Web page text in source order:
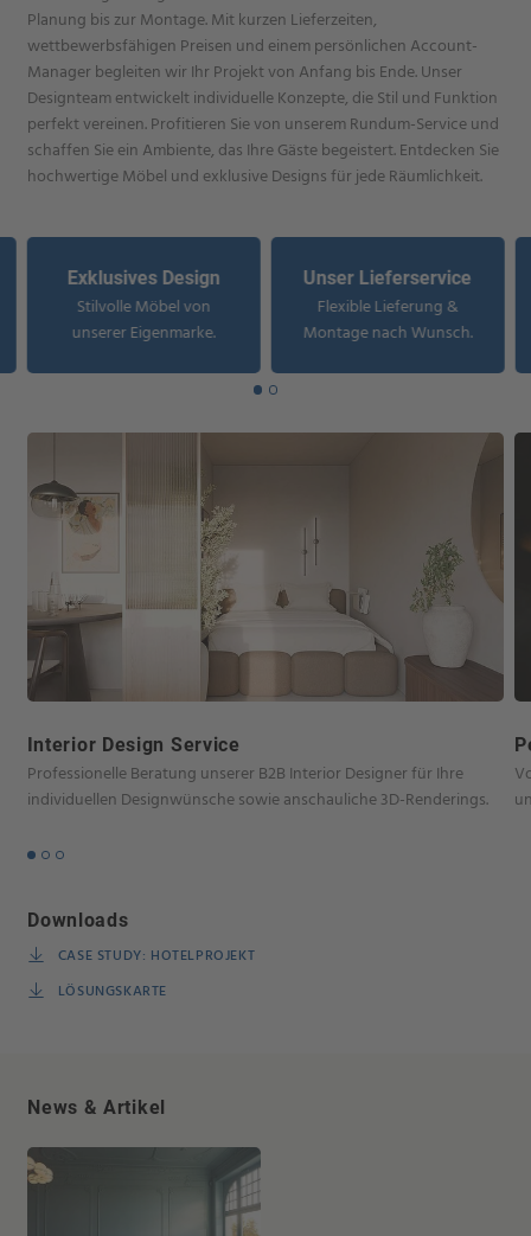
Planung bis zur Montage. Mit kurzen Lieferzeiten,
wettbewerbsfähigen Preisen und einem persönlichen Account-
Manager begleiten wir Ihr Projekt von Anfang bis Ende. Unser
Designteam entwickelt individuelle Konzepte, die Stil und Funktion
perfekt vereinen. Profitieren Sie von unserem Rundum-Service und
schaffen Sie ein Ambiente, das Ihre Gäste begeistert. Entdecken Sie
hochwertige Möbel und exklusive Designs für jede Räumlichkeit.
Exklusives Design
Stilvolle Möbel von
unserer Eigenmarke.
Unser Lieferservice
Flexible Lieferung &
Montage nach Wunsch.
Interior Design Service
Professionelle Beratung unserer B2B Interior Designer für Ihre
individuellen Designwünsche sowie anschauliche 3D-Renderings.
Downloads
CASE STUDY: HOTELPROJEKT
LÖSUNGSKARTE
News & Artikel